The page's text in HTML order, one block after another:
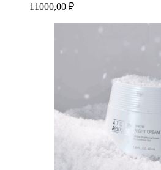
11000,00 ₽